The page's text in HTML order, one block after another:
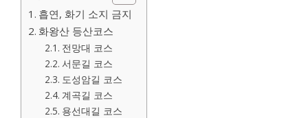
흡연, 화기 소지 금지
화왕산 등산코스
전망대 코스
서문길 코스
도성암길 코스
계곡길 코스
용선대길 코스